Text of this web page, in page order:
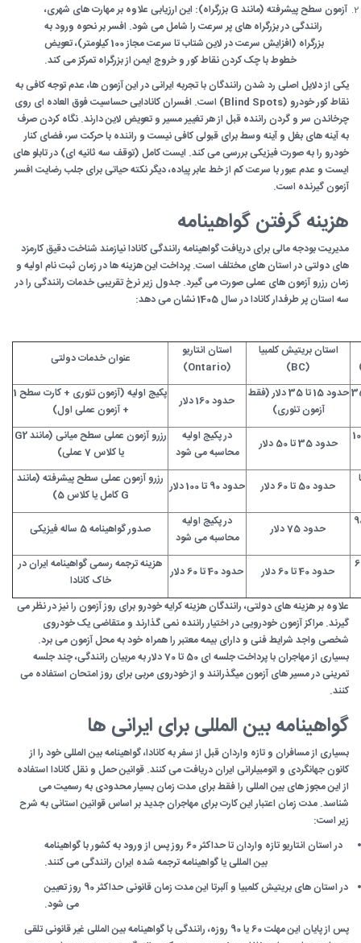
آزمون سطح پیشرفته (مانند G بزرگراه): این ارزیابی علاوه بر مهارت های شهری،
رانندگی در بزرگراه های پر سرعت را شامل می شود. افسر بر نحوه ورود به
بزرگراه (افزایش سرعت در لاین شتاب تا سرعت مجاز 100 کیلومتر)، تعویض
خطوط با چک کردن نقاط کور و خروج ایمن از بزرگراه تمرکز می کند.
یکی از دلایل اصلی رد شدن رانندگان با تجربه ایرانی در این آزمون ها، عدم توجه کافی به
نقاط کور خودرو (Blind Spots) است. افسران کانادایی حساسیت فوق العاده ای روی
چرخاندن سر و گردن راننده قبل از هر تغییر مسیر و تعویض لاین دارند. نگاه کردن صرف
به آینه های بغل و آینه وسط برای قبولی کافی نیست و راننده با حرکت سر، فضای کنار
خودرو را به صورت فیزیکی بررسی می کند. ایست کامل (توقف سه ثانیه ای) در تابلو های
ایست و عدم عبور با سرعت کم از خط عابر پیاده، دیگر نکته حیاتی برای جلب رضایت افسر
آزمون گیرنده است.
هزینه گرفتن گواهینامه
مدیریت بودجه مالی برای دریافت گواهینامه رانندگی کانادا نیازمند شناخت دقیق کارمزد
های دولتی در استان های مختلف است. پرداخت این هزینه ها در زمان ثبت نام اولیه و
زمان رزرو آزمون های عملی صورت می گیرد. جدول زیر نرخ تقریبی خدمات رانندگی را در
سه استان پر طرفدار کانادا در سال 1405 نشان می دهد:
عنوان خدمات دولتی
استان انتاریو
(Ontario)
استان بریتیش کلمبیا
(BC)
پکیج اولیه (آزمون تئوری + کارت سطح 1
+ آزمون عملی اول)
حدود 160 دلار
حدود 15 تا 35 دلار (فقط
آزمون تئوری)
تا 35
رزرو آزمون عملی سطح میانی (مانند G2
یا کلاس 7 عملی)
در پکیج اولیه
محاسبه می شود
حدود 35 تا 50 دلار تا 100
رزرو آزمون عملی سطح پیشرفته (مانند
G کامل یا کلاس 5)
حدود 90 تا 100 دلار حدود 50 تا 60 دلار تا
صدور گواهینامه 5 ساله فیزیکی
در پکیج اولیه
محاسبه می شود
حدود 75 دلار تا 90
هزینه ترجمه رسمی گواهینامه ایران در
خاک کانادا
حدود 40 تا 60 دلار حدود 40 تا 60 دلار 60
علاوه بر هزینه های دولتی، رانندگان هزینه کرایه خودرو برای روز آزمون را نیز در نظر می
گیرند. مراکز آزمون خودرویی در اختیار راننده نمی گذارند و متقاضی یک خودروی
شخصی واجد شرایط فنی و دارای بیمه معتبر را همراه خود به محل آزمون می برد.
بسیاری از مهاجران با پرداخت جلسه ای 50 تا 70 دلار به مربیان رانندگی، چند جلسه
تمرینی در مسیر های آزمون میگذرانند و از خودروی مربی برای روز امتحان استفاده می
کنند.
گواهینامه بین المللی برای ایرانی ها
بسیاری از مسافران و تازه واردان قبل از سفر به کانادا، گواهینامه بین المللی خود را از
کانون جهانگردی و اتومبیلرانی ایران دریافت می کنند. قوانین حمل و نقل کانادا استفاده
از این مجوز های بین المللی را فقط برای مدت زمان بسیار محدودی به رسمیت می
شناسد. مدت زمان اعتبار این کارت برای مهاجران جدید بر اساس قوانین استانی به شرح
زیر است:
در استان انتاریو تازه واردان تا حداکثر 60 روز پس از ورود به کشور با گواهینامه
بین المللی یا گواهینامه ترجمه شده ایران رانندگی می کنند.
در استان های بریتیش کلمبیا و آلبرتا این مدت زمان قانونی حداکثر 90 روز تعیین
می شود.
پس از پایان این مهلت 60 یا 90 روزه، رانندگی با گواهینامه بین المللی غیر قانونی تلقی